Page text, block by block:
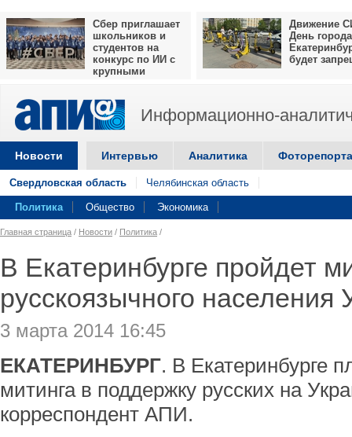
Сбер приглашает
школьников и
студентов на
конкурс по ИИ с
крупными
Движение
День города
будет
Информационно-
Новости Интервью Аналитика
Свердловская область Челябинская область
Политика Общество Экономика
Главная страница / Новости / Политика /
В Екатеринбурге пройдет
русскоязычного населения
3 марта 2014 16:45
ЕКАТЕРИНБУРГ. В Екатеринбурге
митинга в поддержку русских на
корреспондент АПИ.